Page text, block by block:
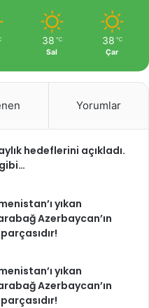
38 ℃
Sal
38 ℃
Çar
Yorumlar
hedeflerini açıkladı.
yıkan
Azerbaycan’ın
yıkan
Azerbaycan’ın